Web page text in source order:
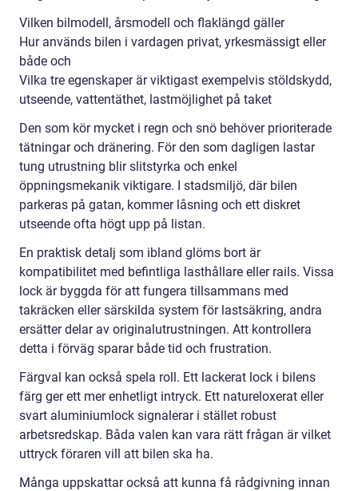
Vilken bilmodell, årsmodell och flaklängd gäller
Hur används bilen i vardagen privat, yrkesmässigt eller
både och
Vilka tre egenskaper är viktigast exempelvis stöldskydd,
utseende, vattentäthet, lastmöjlighet på taket
Den som kör mycket i regn och snö behöver prioriterade
tätningar och dränering. För den som dagligen lastar
tung utrustning blir slitstyrka och enkel
öppningsmekanik viktigare. I stadsmiljö, där bilen
parkeras på gatan, kommer låsning och ett diskret
utseende ofta högt upp på listan.
En praktisk detalj som ibland glöms bort är
kompatibilitet med befintliga lasthållare eller rails. Vissa
lock är byggda för att fungera tillsammans med
takräcken eller särskilda system för lastsäkring, andra
ersätter delar av originalutrustningen. Att kontrollera
detta i förväg sparar både tid och frustration.
Färgval kan också spela roll. Ett lackerat lock i bilens
färg ger ett mer enhetligt intryck. Ett natureloxerat eller
svart aluminiumlock signalerar i stället robust
arbetsredskap. Båda valen kan vara rätt frågan är vilket
uttryck föraren vill att bilen ska ha.
Många uppskattar också att kunna få rådgivning innan